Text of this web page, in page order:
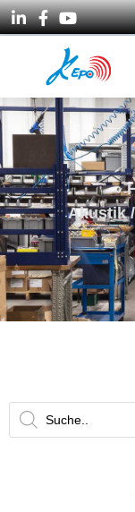
Akustik